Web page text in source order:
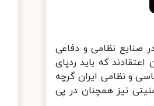
صنایع نظامی و دفاعی
که باید ردپای
و نظامی ایران گرچه
نیز همچنان در پی